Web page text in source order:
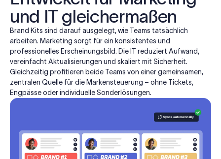
und IT gleichermaßen
Brand Kits sind darauf ausgelegt, wie Teams tatsächlich
arbeiten. Marketing sorgt für ein konsistentes und
professionelles Erscheinungsbild. Die IT reduziert Aufwand,
vereinfacht Aktualisierungen und skaliert mit Sicherheit.
Gleichzeitig profitieren beide Teams von einer gemeinsamen,
zentralen Quelle für die Markensteuerung – ohne Tickets,
Engpässe oder individuelle Sonderlösungen.